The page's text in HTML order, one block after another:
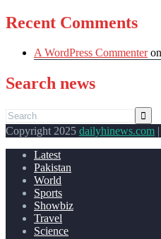
Recent Comments
A WordPress Commenteron
Search news
Copyright 2025 dailyhinews.com
Latest
Pakistan
World
Sports
Showbiz
Travel
Science